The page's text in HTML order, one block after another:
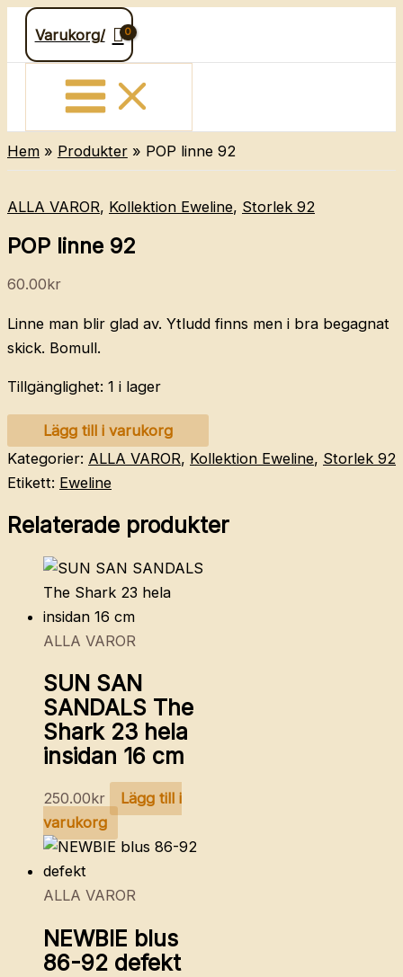
Hoppa
innehåll
Varukorg/
Hem Produkter POP linne 92
ALLA VAROR, Kollektion Eweline, Storlek 92
POP linne 92
60.00kr
Linne man blir glad av. Ytludd finns men i bra begagnat
skick. Bomull.
Tillgänglighet: 1 i lager
linne
92
Lägg till i varukorg
Kategorier: ALLA VAROR, Kollektion Eweline, Storlek 92
Etikett: Eweline
Relaterade produkter
ALLA VAROR
SUN SAN
SANDALS The
Shark 23 hela
insidan 16 cm
250.00kr
Lägg till i
varukorg
ALLA VAROR
NEWBIE blus
86-92 defekt